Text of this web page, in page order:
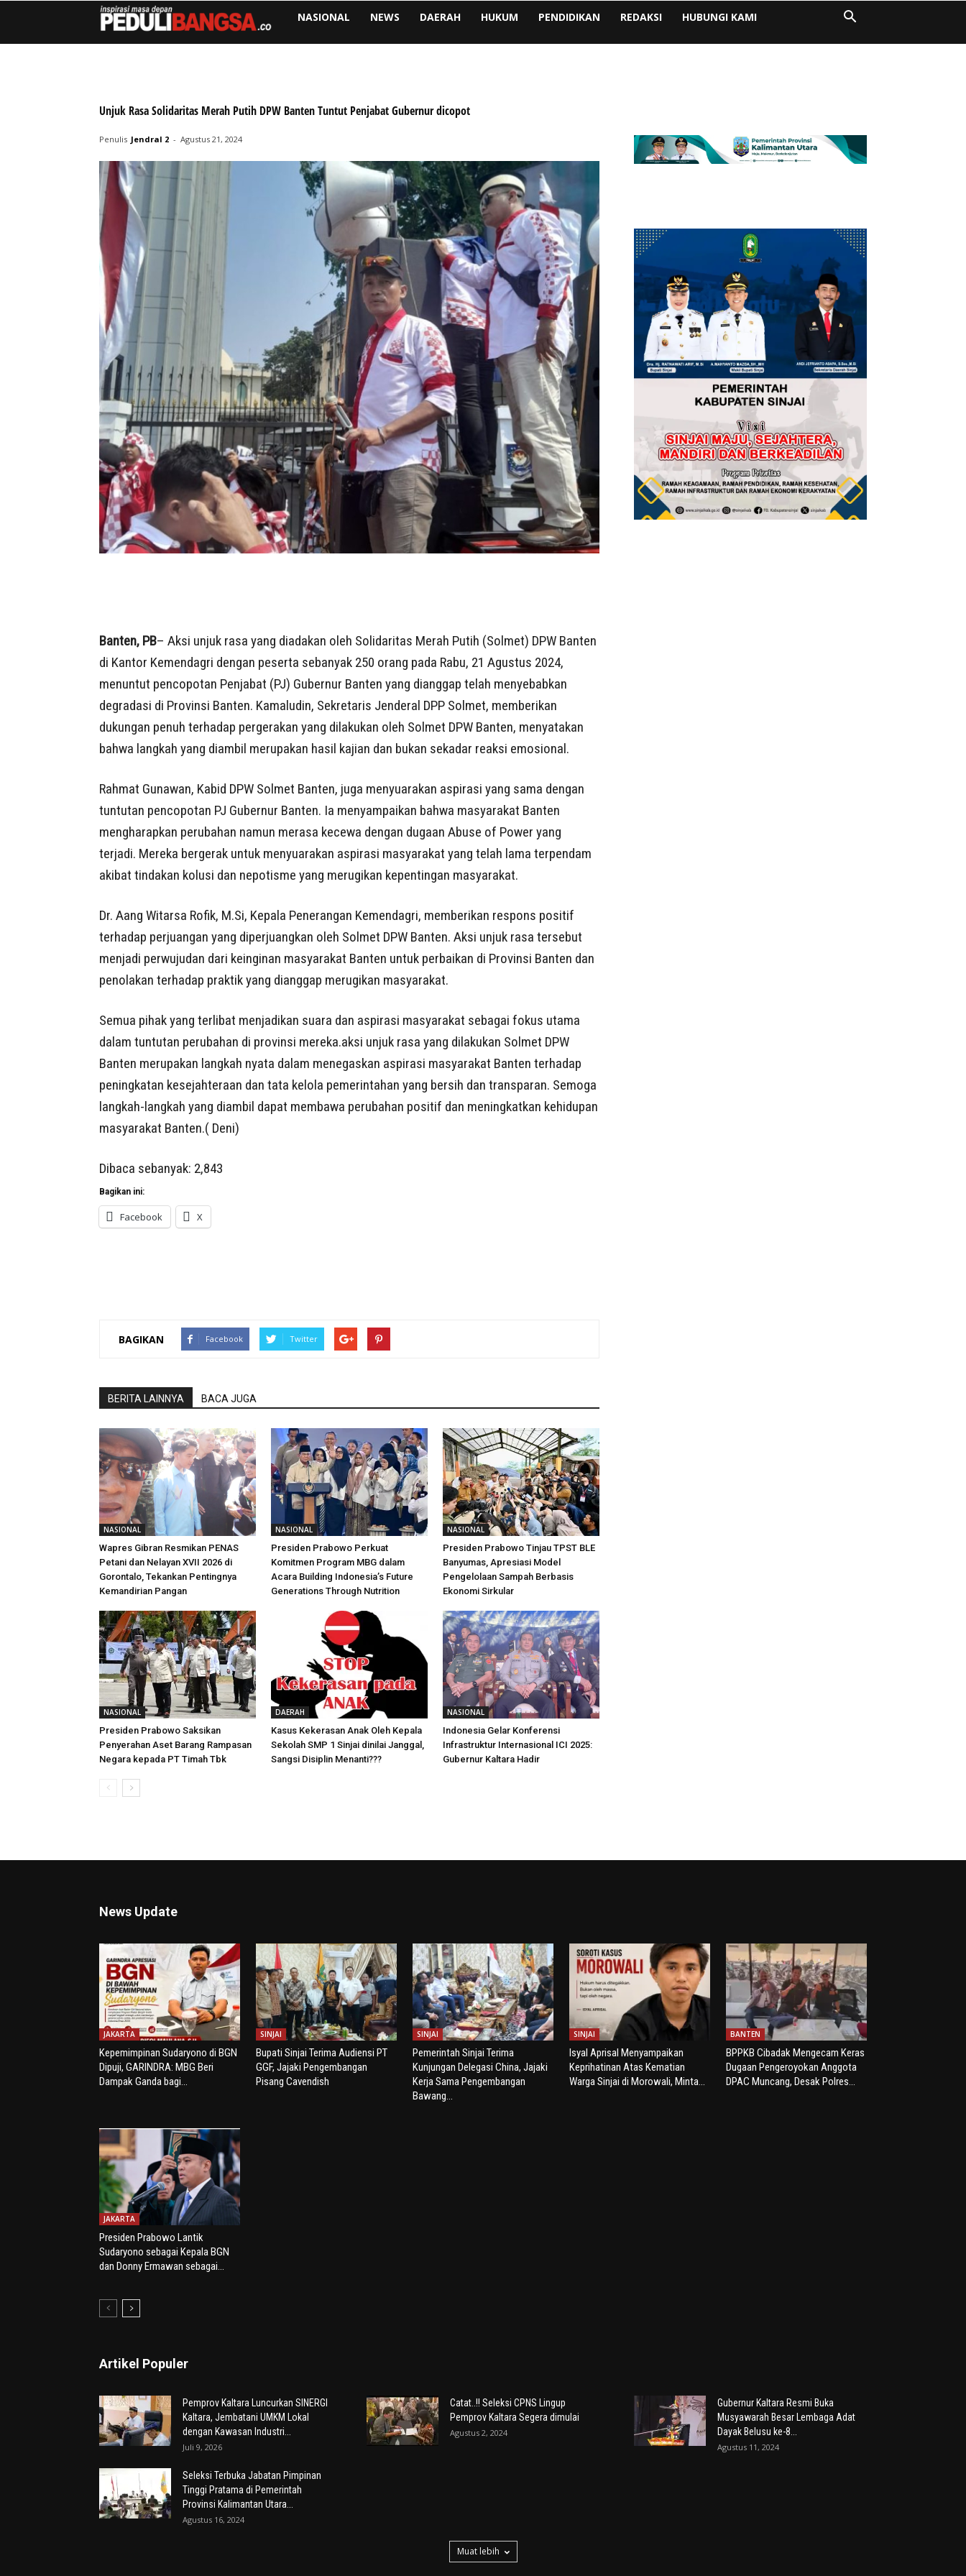
NASIONAL NEWS DAERAH HUKUM PENDIDIKAN REDAKSI HUBUNGI KAMI
Unjuk Rasa Solidaritas Merah Putih DPW Banten Tuntut Penjabat Gubernur dicopot
Penulis Jendral 2 - Agustus 21, 2024
Banten, PB– Aksi unjuk rasa yang diadakan oleh Solidaritas Merah Putih (Solmet) DPW Banten
di Kantor Kemendagri dengan peserta sebanyak 250 orang pada Rabu, 21 Agustus 2024,
menuntut pencopotan Penjabat (PJ) Gubernur Banten yang dianggap telah menyebabkan
degradasi di Provinsi Banten. Kamaludin, Sekretaris Jenderal DPP Solmet, memberikan
dukungan penuh terhadap pergerakan yang dilakukan oleh Solmet DPW Banten, menyatakan
bahwa langkah yang diambil merupakan hasil kajian dan bukan sekadar reaksi emosional.
Rahmat Gunawan, Kabid DPW Solmet Banten, juga menyuarakan aspirasi yang sama dengan
tuntutan pencopotan PJ Gubernur Banten. Ia menyampaikan bahwa masyarakat Banten
mengharapkan perubahan namun merasa kecewa dengan dugaan Abuse of Power yang
terjadi. Mereka bergerak untuk menyuarakan aspirasi masyarakat yang telah lama terpendam
akibat tindakan kolusi dan nepotisme yang merugikan kepentingan masyarakat.
Dr. Aang Witarsa Rofik, M.Si, Kepala Penerangan Kemendagri, memberikan respons positif
terhadap perjuangan yang diperjuangkan oleh Solmet DPW Banten. Aksi unjuk rasa tersebut
menjadi perwujudan dari keinginan masyarakat Banten untuk perbaikan di Provinsi Banten dan
penolakan terhadap praktik yang dianggap merugikan masyarakat.
Semua pihak yang terlibat menjadikan suara dan aspirasi masyarakat sebagai fokus utama
dalam tuntutan perubahan di provinsi mereka.aksi unjuk rasa yang dilakukan Solmet DPW
Banten merupakan langkah nyata dalam menegaskan aspirasi masyarakat Banten terhadap
peningkatan kesejahteraan dan tata kelola pemerintahan yang bersih dan transparan. Semoga
langkah-langkah yang diambil dapat membawa perubahan positif dan meningkatkan kehidupan
masyarakat Banten.( Deni)
Dibaca sebanyak: 2,843
Bagikan ini:
Facebook X
BAGIKAN Facebook Twitter
BERITA LAINNYA BACA JUGA
NASIONAL
Wapres Gibran Resmikan PENAS
Petani dan Nelayan XVII 2026 di
Gorontalo, Tekankan Pentingnya
Kemandirian Pangan
NASIONAL
Presiden Prabowo Perkuat
Komitmen Program MBG dalam
Acara Building Indonesia’s Future
Generations Through Nutrition
NASIONAL
Presiden Prabowo Tinjau TPST BLE
Banyumas, Apresiasi Model
Pengelolaan Sampah Berbasis
Ekonomi Sirkular
NASIONAL
Presiden Prabowo Saksikan
Penyerahan Aset Barang Rampasan
Negara kepada PT Timah Tbk
DAERAH
Kasus Kekerasan Anak Oleh Kepala
Sekolah SMP 1 Sinjai dinilai Janggal,
Sangsi Disiplin Menanti???
NASIONAL
Indonesia Gelar Konferensi
Infrastruktur Internasional ICI 2025:
Gubernur Kaltara Hadir
News Update
JAKARTA
Kepemimpinan Sudaryono di BGN
Dipuji, GARINDRA: MBG Beri
Dampak Ganda bagi...
SINJAI
Bupati Sinjai Terima Audiensi PT
GGF, Jajaki Pengembangan
Pisang Cavendish
SINJAI
Pemerintah Sinjai Terima
Kunjungan Delegasi China, Jajaki
Kerja Sama Pengembangan
Bawang...
SINJAI
Isyal Aprisal Menyampaikan
Keprihatinan Atas Kematian
Warga Sinjai di Morowali, Minta...
BANTEN
BPPKB Cibadak Mengecam Keras
Dugaan Pengeroyokan Anggota
DPAC Muncang, Desak Polres...
JAKARTA
Presiden Prabowo Lantik
Sudaryono sebagai Kepala BGN
dan Donny Ermawan sebagai...
Artikel Populer
Pemprov Kaltara Luncurkan SINERGI
Kaltara, Jembatani UMKM Lokal
dengan Kawasan Industri...
Juli 9, 2026
Catat..!! Seleksi CPNS Lingup
Pemprov Kaltara Segera dimulai
Agustus 2, 2024
Gubernur Kaltara Resmi Buka
Musyawarah Besar Lembaga Adat
Dayak Belusu ke-8...
Agustus 11, 2024
Seleksi Terbuka Jabatan Pimpinan
Tinggi Pratama di Pemerintah
Provinsi Kalimantan Utara...
Agustus 16, 2024
Muat lebih